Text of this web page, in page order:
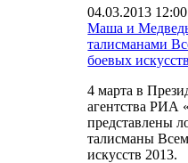
04.03.2013 12:00
Маша и
талисманами
боевых
4 марта в
агентства РИА
представлены
талисманы
искусств 2013.